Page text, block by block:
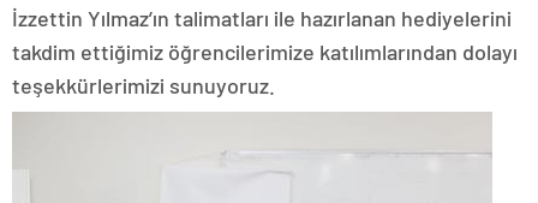
İzzettin Yılmaz’ın talimatları ile hazırlanan hediyelerini
takdim ettiğimiz öğrencilerimize katılımlarından dolayı
teşekkürlerimizi sunuyoruz.